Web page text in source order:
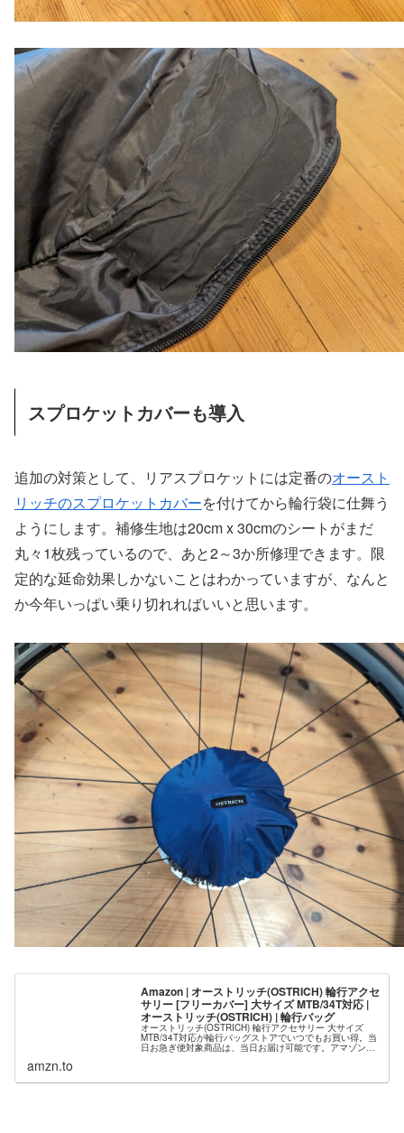
スプロケットカバーも導入
追加の対策として、リアスプロケットには定番のオースト
リッチのスプロケットカバーを付けてから輪行袋に仕舞う
ようにします。補修生地は20cm x 30cmのシートがまだ
丸々1枚残っているので、あと2～3か所修理できます。限
定的な延命効果しかないことはわかっていますが、なんと
か今年いっぱい乗り切れればいいと思います。
Amazon | オーストリッチ(OSTRICH) 輪行アクセ
サリー [フリーカバー] 大サイズ MTB/34T対応 |
オーストリッチ(OSTRICH) | 輪行バッグ
オーストリッチ(OSTRICH) 輪行アクセサリー 大サイズ
MTB/34T対応が輪行バッグストアでいつでもお買い得。当
日お急ぎ便対象商品は、当日お届け可能です。アマゾン配
amzn.to